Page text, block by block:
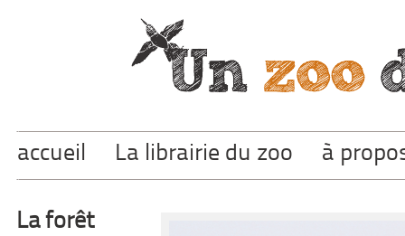
accueil La librairie du zoo à
La forêt